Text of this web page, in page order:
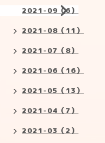
2021-09（6）
2021-08（11）
2021-07（8）
2021-06（16）
2021-05（13）
2021-04（7）
2021-03（2）